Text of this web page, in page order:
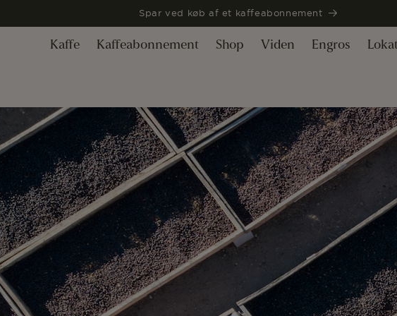
Spar ved køb af et kaffeabonnement
Kaffe Kaffeabonnement Shop Viden Engros